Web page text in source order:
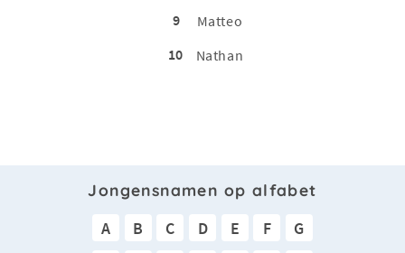
9
Matteo
10
Nathan
Jongensnamen op alfabet
A B C D E F
G